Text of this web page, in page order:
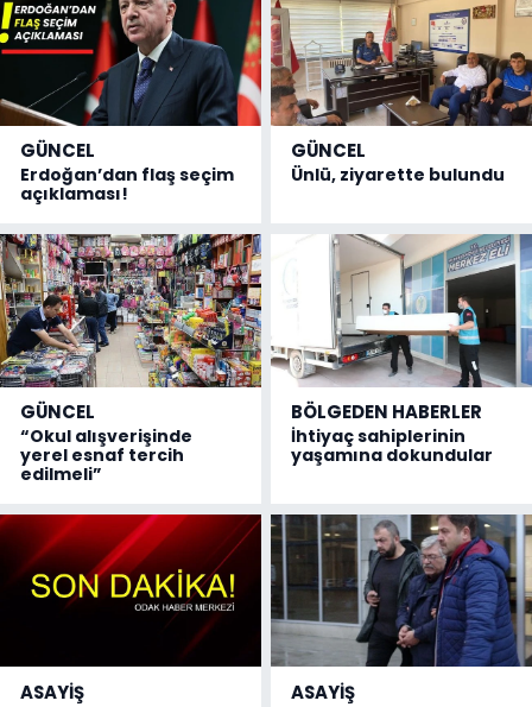
GÜNCEL
Erdoğan’dan flaş seçim
açıklaması!
GÜNCEL
Ünlü, ziyarette bulundu
GÜNCEL
“Okul alışverişinde
yerel esnaf tercih
edilmeli”
BÖLGEDEN HABERLER
İhtiyaç sahiplerinin
yaşamına dokundular
ASAYİŞ ASAYİŞ